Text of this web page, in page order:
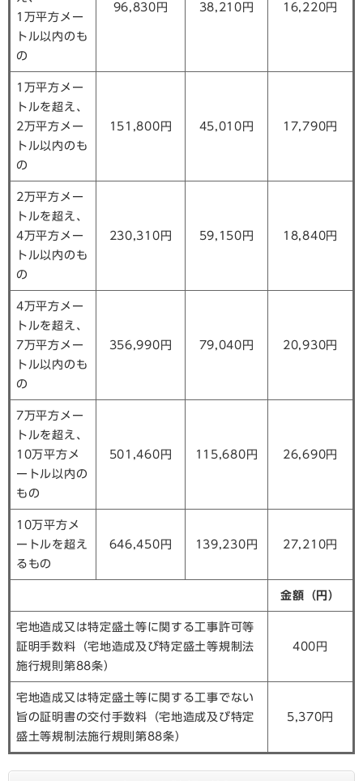
1万平方メー
トル以内のも
の
96,830円 38,210円 16,220円
1万平方メー
トルを超え、
2万平方メー
トル以内のも
の
151,800円 45,010円 17,790円
2万平方メー
トルを超え、
4万平方メー
トル以内のも
の
230,310円 59,150円 18,840円
4万平方メー
トルを超え、
7万平方メー
トル以内のも
の
356,990円 79,040円 20,930円
7万平方メー
トルを超え、
10万平方メ
ートル以内の
もの
501,460円 115,680円 26,690円
10万平方メ
ートルを超え
るもの
646,450円 139,230円 27,210円
金額（円）
宅地造成又は特定盛土等に関する工事許可等
証明手数料（宅地造成及び特定盛土等規制法
施行規則第88条）
400円
宅地造成又は特定盛土等に関する工事でない
旨の証明書の交付手数料（宅地造成及び特定
盛土等規制法施行規則第88条）
5,370円